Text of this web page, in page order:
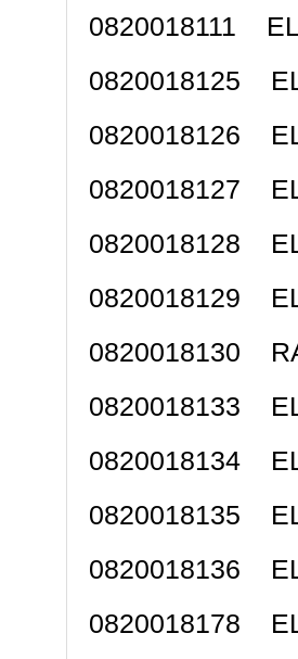
0820018111
0820018125
0820018126
0820018127
0820018128
0820018129
0820018130
0820018133
0820018134
0820018135
0820018136
0820018178